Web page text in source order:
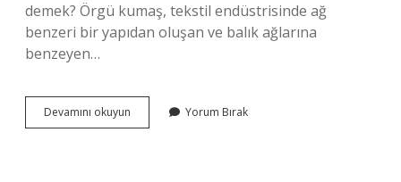
demek? Örgü kumaş, tekstil endüstrisinde ağ
benzeri bir yapıdan oluşan ve balık ağlarına
benzeyen…
Devamını okuyun Tekstilde
Mesh
Yorum Bırak